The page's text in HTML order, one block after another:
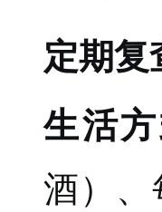
定期复
生活
酒）